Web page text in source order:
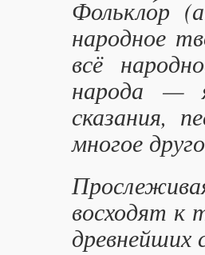
Фолькло́р (
народное
всё
народа —
сказания,
многое
восходят к
древнейших